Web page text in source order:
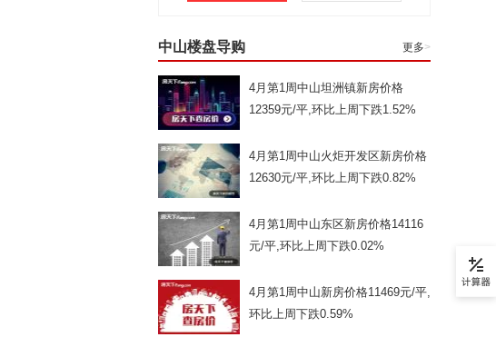
中山楼盘导购 更多>
4月第1周中山坦洲镇新房价格
12359元/平,环比上周下跌1.52%
4月第1周中山火炬开发区新房价格
12630元/平,环比上周下跌0.82%
4月第1周中山东区新房价格14116
元/平,环比上周下跌0.02%
4月第1周中山新房价格11469元/平,
环比上周下跌0.59%